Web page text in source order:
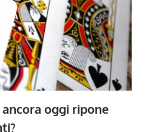
oggi ripone